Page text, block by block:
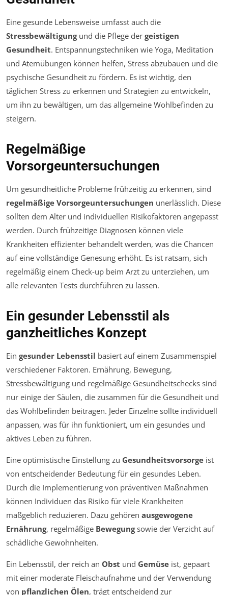
Eine gesunde Lebensweise umfasst auch die
Stressbewältigungund die Pflege der geistigen
Gesundheit. Entspannungstechniken wie Yoga, Meditation
und Atemübungen können helfen, Stress abzubauen und die
psychische Gesundheit zu fördern. Es ist wichtig, den
täglichen Stress zu erkennen und Strategien zu entwickeln,
um ihn zu bewältigen, um das allgemeine Wohlbefinden zu
steigern.
Regelmäßige
Vorsorgeuntersuchungen
Um gesundheitliche Probleme frühzeitig zu erkennen, sind
regelmäßige Vorsorgeuntersuchungen unerlässlich. Diese
sollten dem Alter und individuellen Risikofaktoren angepasst
werden. Durch frühzeitige Diagnosen können viele
Krankheiten effizienter behandelt werden, was die Chancen
auf eine vollständige Genesung erhöht. Es ist ratsam, sich
regelmäßig einem Check-up beim Arzt zu unterziehen, um
alle relevanten Tests durchführen zu lassen.
Ein gesunder Lebensstil als
ganzheitliches Konzept
Ein gesunder Lebensstil basiert auf einem Zusammenspiel
verschiedener Faktoren. Ernährung, Bewegung,
Stressbewältigung und regelmäßige Gesundheitschecks sind
nur einige der Säulen, die zusammen für die Gesundheit und
das Wohlbefinden beitragen. Jeder Einzelne sollte individuell
anpassen, was für ihn funktioniert, um ein gesundes und
aktives Leben zu führen.
Eine optimistische Einstellung zu Gesundheitsvorsorge ist
von entscheidender Bedeutung für ein gesundes Leben.
Durch die Implementierung von präventiven Maßnahmen
können Individuen das Risiko für viele Krankheiten
maßgeblich reduzieren. Dazu gehören ausgewogene
Ernährung, regelmäßige Bewegungsowie der Verzicht auf
schädliche Gewohnheiten.
Ein Lebensstil, der reich an Obst und Gemüse ist, gepaart
mit einer moderate Fleischaufnahme und der Verwendung
von pflanzlichen Ölen, trägt entscheidend zur